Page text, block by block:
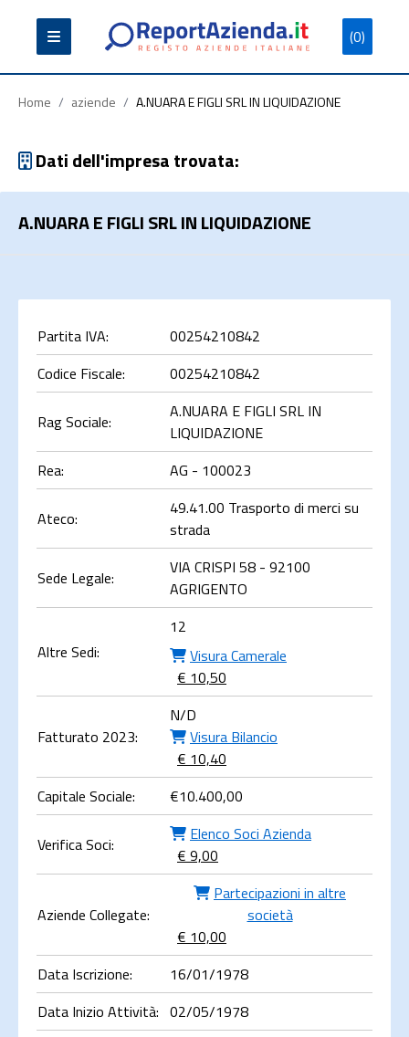
(0)
Partita
Iva
Codice
Fiscale
Ragione
Sociale
Cerca
Home / aziende / A.NUARA E FIGLI SRL IN LIQUIDAZIONE
Dati dell'impresa trovata:
A.NUARA E FIGLI SRL IN LIQUIDAZIONE
Partita IVA:
00254210842
Codice Fiscale:
00254210842
Rag Sociale:
A.NUARA E FIGLI SRL IN
LIQUIDAZIONE
Rea:
AG - 100023
Ateco:
49.41.00 Trasporto di merci su
strada
Sede Legale:
VIA CRISPI 58 - 92100
AGRIGENTO
Altre Sedi:
12
Visura Camerale
€ 10,50
Fatturato 2023:
N/D
Visura Bilancio
€ 10,40
Capitale Sociale:
€10.400,00
Verifica Soci:
Elenco Soci Azienda
€ 9,00
Aziende Collegate:
Partecipazioni in altre
società
€ 10,00
Data Iscrizione:
16/01/1978
Data Inizio Attività: 02/05/1978